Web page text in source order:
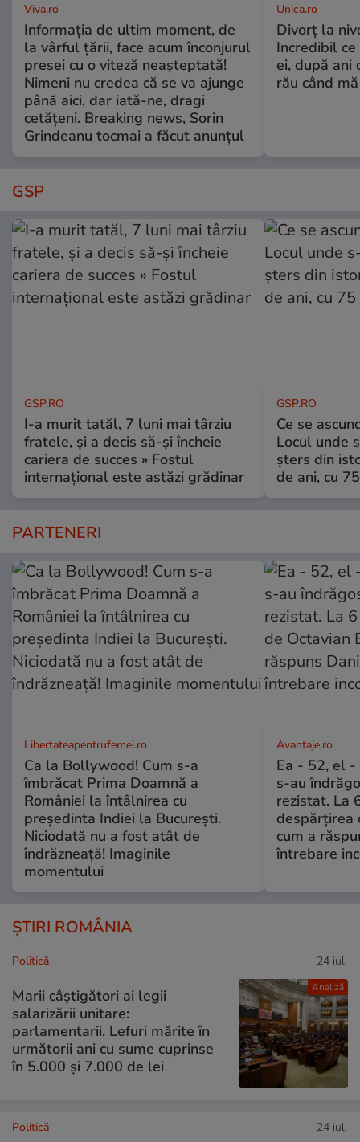
Viva.ro
Informația de ultim moment, de
la vârful țării, face acum înconjurul
presei cu o viteză neașteptată!
Nimeni nu credea că se va ajunge
până aici, dar iată-ne, dragi
cetățeni. Breaking news, Sorin
Grindeanu tocmai a făcut anunțul
Unica.ro
Divorț la
Incredibil
ei, după ani
rău când
GSP
GSP.RO
I-a murit tatăl, 7 luni mai târziu
fratele, și a decis să-și încheie
cariera de succes » Fostul
internațional este astăzi grădinar
GSP.RO
Ce se
Locul unde
șters din
de ani, cu
PARTENERI
Libertateapentrufemei.ro
Ca la Bollywood! Cum s-a
îmbrăcat Prima Doamnă a
României la întâlnirea cu
președinta Indiei la București.
Niciodată nu a fost atât de
îndrăzneață! Imaginile
momentului
Avantaje.ro
Ea - 52, el -
s-au
rezistat. La
despărțirea
cum a
întrebare
ȘTIRI ROMÂNIA
Analiză
Politică 24 iul.
Marii câștigători ai legii
salarizării unitare:
parlamentarii. Lefuri mărite în
următorii ani cu sume cuprinse
în 5.000 și 7.000 de lei
Politică 24 iul.